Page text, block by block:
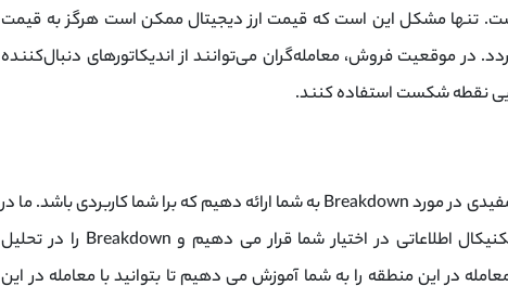
تنها مشکل این است که قیمت ارز دیجیتال ممکن است هرگز به قیمت
در موقعیت فروش، معامله‌گران می‌توانند از اندیکاتورهای دنبال‌کننده
نقطه شکست استفاده کنند.
در این مقاله تلاش کردیم اطلاعات مفیدی در مورد Breakdown به شما ارائه دهیم که برا شما کاربردی باشد. ما در
مورد شکست حمایتی در تحلیل تکنیکال اطلاعاتی در اختیار شما قرار می دهیم و Breakdown را در تحلیل
در این منطقه را به شما آموزش می دهیم تا بتوانید با معامله در این